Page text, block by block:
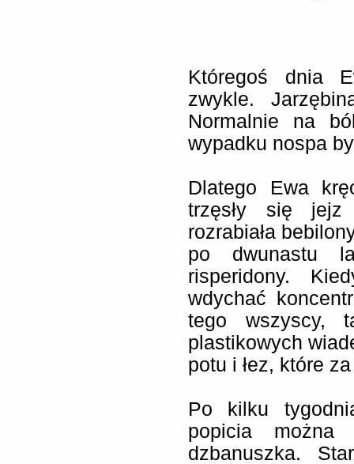
Któregoś dnia
zwykle.
Normalnie na
wypadku nospa
Dlatego Ewa
trzęsły się
rozrabiała
po dwunastu
risperidony.
wdychać
tego wszyscy,
plastikowych
potu i łez, które
Po kilku
popicia
dzbanuszka.